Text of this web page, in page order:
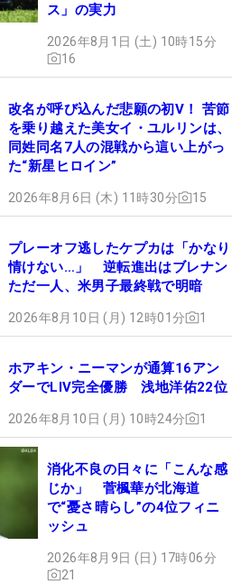
ス」の実力
2026年8月1日 (土) 10時15分
16
改名が呼び込んだ悲願の初V！ 苦節
を乗り越えた美女イ・ユルリンは、
同姓同名7人の混戦から這い上がっ
た“新星ヒロイン”
2026年8月6日 (木) 11時30分 15
プレーオフ逃したケプカは「かなり
情けない…」 逆転進出はブレナン
ただ一人、米男子最終戦で明暗
2026年8月10日 (月) 12時01分 1
ホアキン・ニーマンが通算16アン
ダーでLIV完全優勝 浅地洋佑22位
2026年8月10日 (月) 10時24分 1
消化不良の日々に「こんな感
じか」 菅楓華が北海道
で“憂さ晴らし”の4位フィニ
ッシュ
2026年8月9日 (日) 17時06分
21